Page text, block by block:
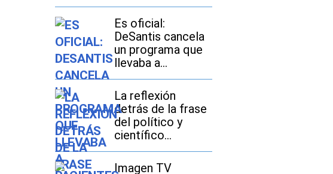
Es oficial:
DeSantis cancela
un programa que
llevaba a
pacientes con
cáncer a sus
tratamientos en
Florida
La reflexión
detrás de la frase
del político y
científico
Benjamin Franklin:
“Nunca arruines
Imagen TV